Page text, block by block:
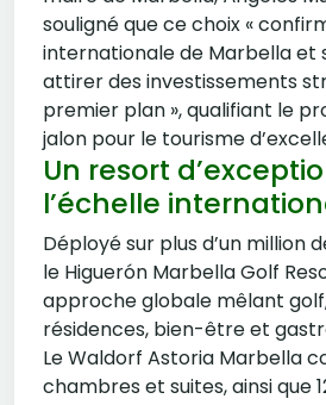
souligné que ce choix «
internationale de Marbella et
attirer des investissements
premier plan », qualifiant le
jalon pour le tourisme
Un resort
l’échelle
Déployé sur plus d’un million
le Higuerón Marbella Golf
approche globale mêlant
résidences, bien-être et
Le Waldorf Astoria Marbella
chambres et suites, ainsi que